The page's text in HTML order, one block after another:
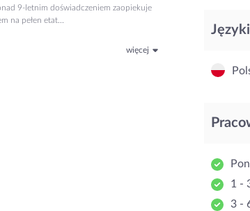
9-letnim doświadczeniem zaopiekuje
na pełen etat...
więcej
1 -
3 -